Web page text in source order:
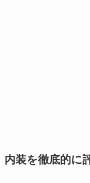
内装を徹底的に